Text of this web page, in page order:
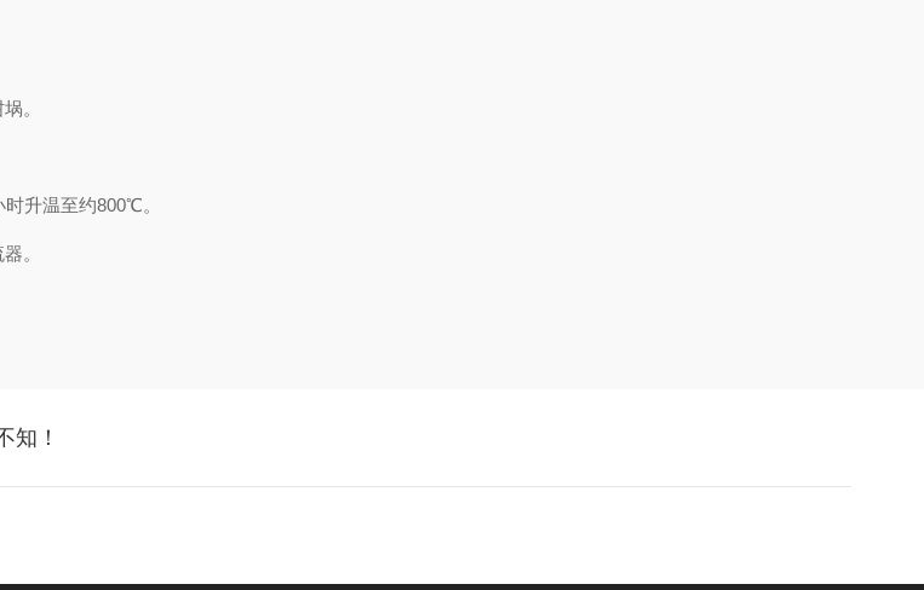
。
升温至约800℃。
。
知！